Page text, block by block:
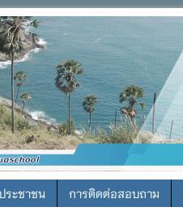
ระชาชน การติดต่อสอบถาม